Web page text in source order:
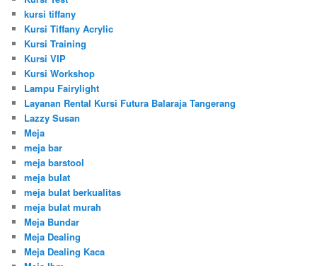
kursi tiffany
Kursi Tiffany Acrylic
Kursi Training
Kursi VIP
Kursi Workshop
Lampu Fairylight
Layanan Rental Kursi Futura Balaraja Tangerang
Lazzy Susan
Meja
meja bar
meja barstool
meja bulat
meja bulat berkualitas
meja bulat murah
Meja Bundar
Meja Dealing
Meja Dealing Kaca